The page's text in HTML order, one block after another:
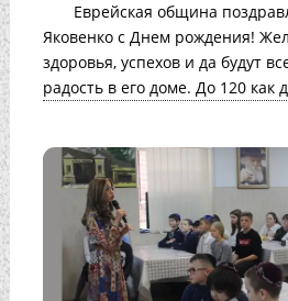
Еврейская община
Яковенко с Днем рождения!
здоровья, успехов и да будут
радость в его доме. До 120 как